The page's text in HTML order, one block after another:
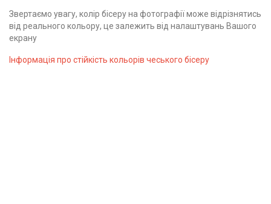
Звертаємо увагу, колір бісеру на фотографії може відрізнятись
від реального кольору, це залежить від налаштувань Вашого
екрану
Інформація про стійкість кольорів чеського бісеру